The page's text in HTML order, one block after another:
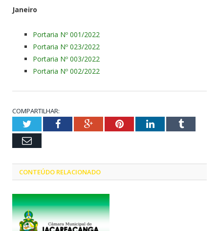
Janeiro
Portaria Nº 001/2022
Portaria Nº 023/2022
Portaria Nº 003/2022
Portaria Nº 002/2022
COMPARTILHAR:
TwitterFacebookGoogle+PinterestLinkedInTumblr
Email
CONTEÚDO RELACIONADO